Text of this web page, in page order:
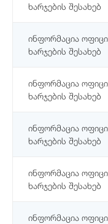
ხარჯების შესახებ
ინფორმაცია
ხარჯების შესახებ
ინფორმაცია
ხარჯების შესახებ
ინფორმაცია
ხარჯების შესახებ
ინფორმაცია
ხარჯების შესახებ
ინფორმაცია